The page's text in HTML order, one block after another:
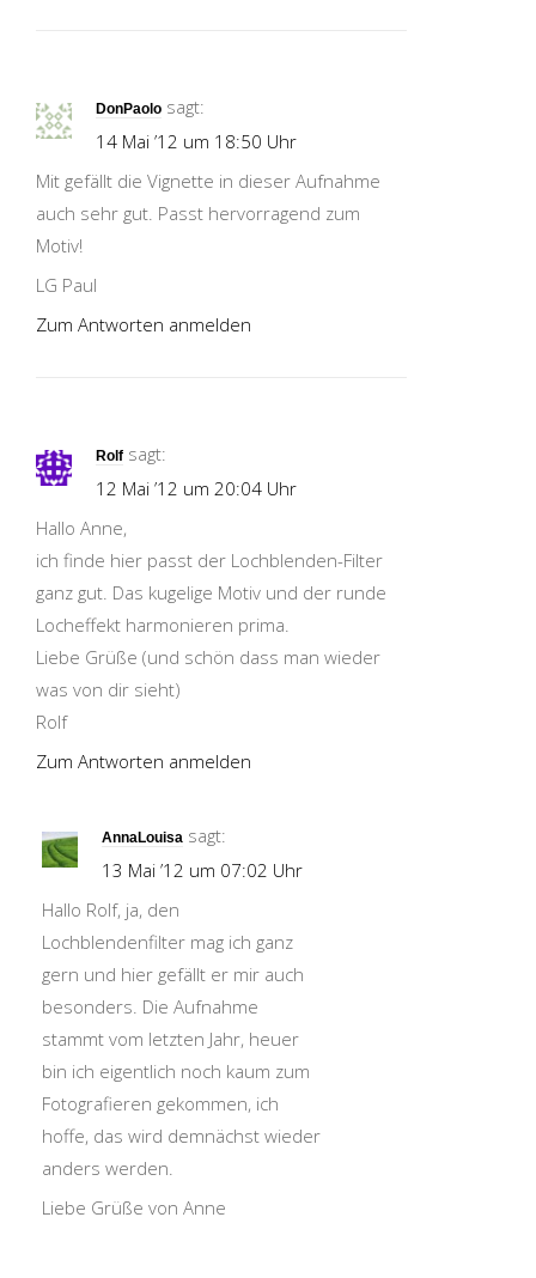
DonPaolo sagt:
14 Mai ’12 um 18:50 Uhr
Mit gefällt die Vignette in dieser Aufnahme
auch sehr gut. Passt hervorragend zum
Motiv!
LG Paul
Zum Antworten anmelden
Rolf sagt:
12 Mai ’12 um 20:04 Uhr
Hallo Anne,
ich finde hier passt der Lochblenden-Filter
ganz gut. Das kugelige Motiv und der runde
Locheffekt harmonieren prima.
Liebe Grüße (und schön dass man wieder
was von dir sieht)
Rolf
Zum Antworten anmelden
AnnaLouisa sagt:
13 Mai ’12 um 07:02 Uhr
Hallo Rolf, ja, den
Lochblendenfilter mag ich ganz
gern und hier gefällt er mir auch
besonders. Die Aufnahme
stammt vom letzten Jahr, heuer
bin ich eigentlich noch kaum zum
Fotografieren gekommen, ich
hoffe, das wird demnächst wieder
anders werden.
Liebe Grüße von Anne